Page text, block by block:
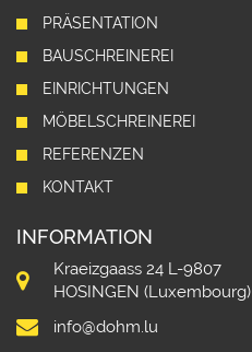
PRÄSENTATION
BAUSCHREINEREI
EINRICHTUNGEN
MÖBELSCHREINEREI
REFERENZEN
KONTAKT
INFORMATION
Kraeizgaass 24 L-9807
HOSINGEN (Luxembourg)
info@dohm.lu